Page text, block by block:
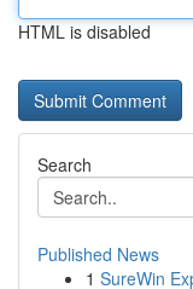
HTML is disabled
Search
Published News
1 SureWin